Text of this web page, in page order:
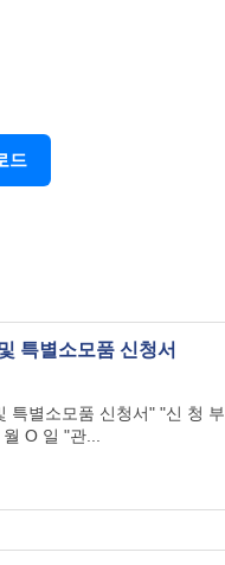
드
특별소모품 신청서
특별소모품 신청서" "신 청 부
O 일 "관...